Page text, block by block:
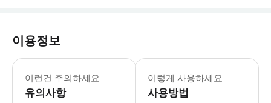
이용정보
이런건 주의하세요
유의사항
▶ 꼭 알아두세요 * 이상적인 현지 가
이렇게 사용하세요
사용방법